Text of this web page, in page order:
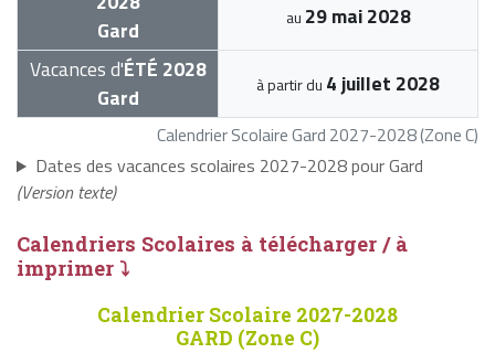
Calendrier Scolaire Gard 2027-2028 (Zone C)
Gard
au 29 mai 2028
Vacances d'ÉTÉ 2028
Gard
à partir du 4 juillet 2028
Dates des vacances scolaires 2027-2028 pour Gard
(Version texte)
Calendriers Scolaires à télécharger / à
imprimer ⤵
Calendrier Scolaire 2027-2028
GARD (Zone C)